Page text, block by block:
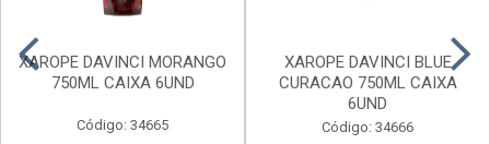
XAROPE DAVINCI MORANGO
750ML CAIXA 6UND
Código: 34665
XAROPE DAVINCI BLUE
CURACAO 750ML CAIXA
6UND
Código: 34666